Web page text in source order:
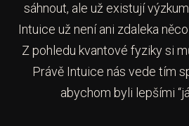
sáhnout, ale už existují
Intuice už není ani zdaleka
Z pohledu kvantové fyziky si
Právě Intuice nás vede tím
abychom byli lepšími